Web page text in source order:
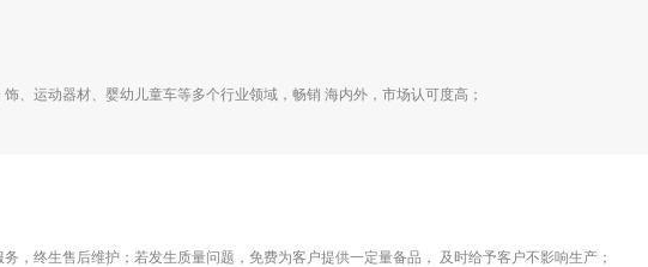
、运动器材、婴幼儿童车等多个行业领域，畅销 海内外，市场认可度高；
，终生售后维护；若发生质量问题，免费为客户提供一定量备品， 及时给予客户不影响生产；